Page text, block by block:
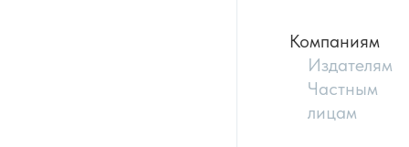
Компаниям
Издателям
Частным
лицам